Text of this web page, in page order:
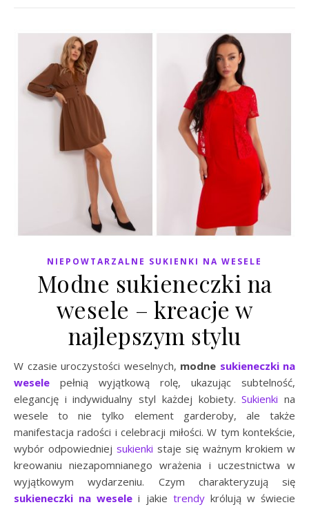
NIEPOWTARZALNE SUKIENKI NA WESELE
Modne sukieneczki na
wesele – kreacje w
najlepszym stylu
W czasie uroczystości weselnych, modne sukieneczki na
wesele pełnią wyjątkową rolę, ukazując subtelność,
elegancję i indywidualny styl każdej kobiety.Sukienki na
wesele to nie tylko element garderoby, ale także
manifestacja radości i celebracji miłości. W tym kontekście,
wybór odpowiedniej sukienki staje się ważnym krokiem w
kreowaniu niezapomnianego wrażenia i uczestnictwa w
wyjątkowym wydarzeniu. Czym charakteryzują się
sukieneczki na wesele i jakie trendykrólują w świecie